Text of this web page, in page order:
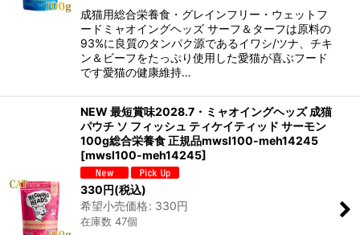
成猫用総合栄養食・グレインフリー・ウェットフ
ードミャオイングヘッズ サーフ＆ターフは原料の
93%に良質のタンパク源であるイワシ/ツナ、チキ
ン＆ビーフをたっぷり使用した愛猫が喜ぶフード
です愛猫の健康維持…
NEW 最短賞味2028.7・ミャオイングヘッズ 成猫
パウチ ソ フィッシュ ティケイティッド サーモン
100g総合栄養食 正規品mwsl100-meh14245
[mwsl100-meh14245]
330円(税込)
希望小売価格: 330円
在庫数 47個